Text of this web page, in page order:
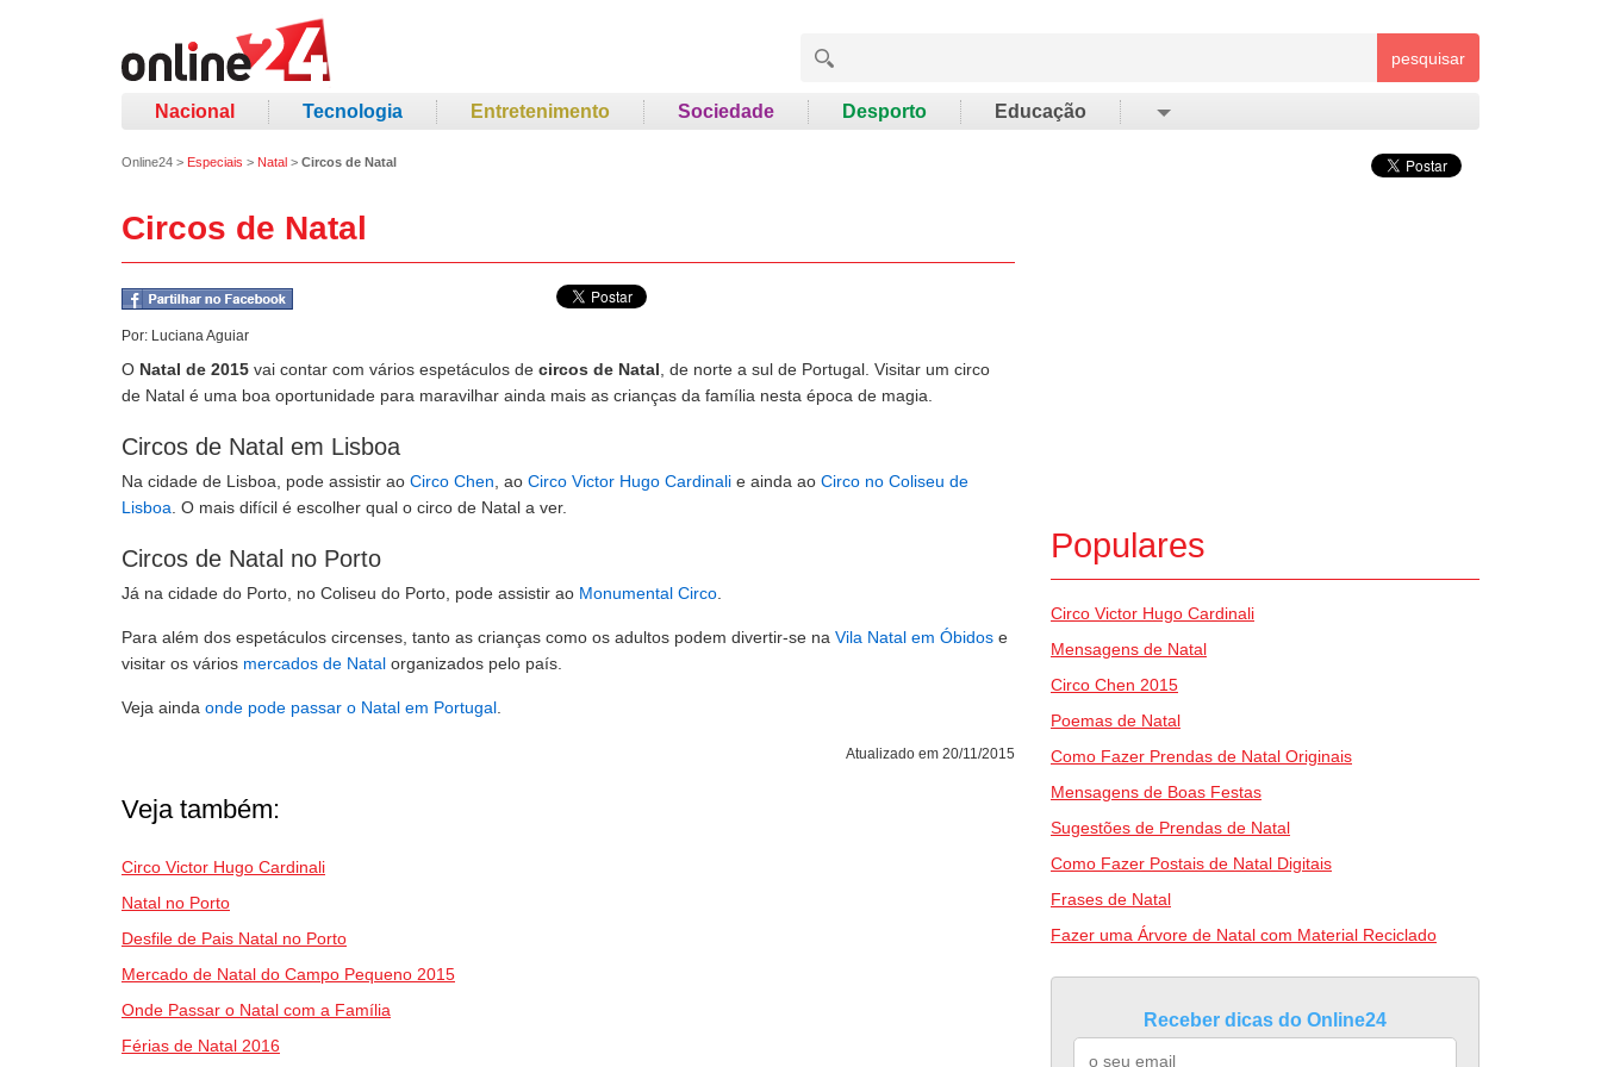
pesquisar
Nacional Tecnologia Entretenimento Sociedade Desporto Educação
Online24 > Especiais > Natal > Circos de Natal
Circos de Natal
Por: Luciana Aguiar
O Natal de 2015 vai contar com vários espetáculos de circos de Natal , de norte a sul de Portugal. Visitar um circo
de Natal é uma boa oportunidade para maravilhar ainda mais as crianças da família nesta época de magia.
Circos de Natal em Lisboa
Na cidade de Lisboa, pode assistir ao Circo Chen , ao Circo Victor Hugo Cardinali e ainda ao Circo no Coliseu de
Lisboa . O mais difícil é escolher qual o circo de Natal a ver.
Circos de Natal no Porto
Já na cidade do Porto, no Coliseu do Porto, pode assistir ao Monumental Circo
Para além dos espetáculos circenses, tanto as crianças como os adultos podem divertir-se na Vila Natal em Óbidos e
visitar os vários mercados de Natal organizados pelo país.
Veja ainda onde pode passar o Natal em Portugal
Atualizado em 20/11/2015
Veja também:
Circo Victor Hugo Cardinali
Natal no Porto
Desfile de Pais Natal no Porto
Mercado de Natal do Campo Pequeno 2015
Onde Passar o Natal com a Família
Férias de Natal 2016
Populares
Circo Victor Hugo Cardinali
Mensagens de Natal
Circo Chen 2015
Poemas de Natal
Como Fazer Prendas de Natal Originais
Mensagens de Boas Festas
Sugestões de Prendas de Natal
Como Fazer Postais de Natal Digitais
Frases de Natal
Fazer uma Árvore de Natal com Material Reciclado
Receber dicas do Online24